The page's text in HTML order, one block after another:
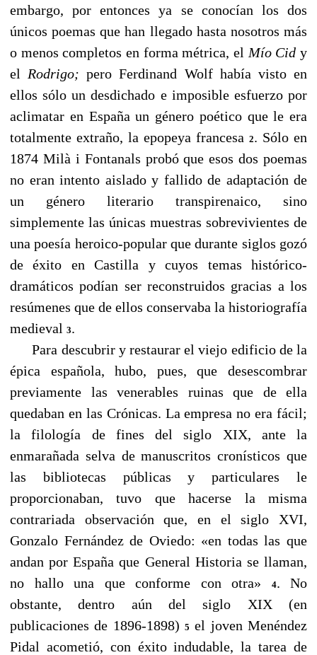
embargo, por entonces ya se conocían los dos
únicos poemas que han llegado hasta nosotros más
o menos completos en forma métrica, el Mío Cidy
el Rodrigo;pero Ferdinand Wolf había visto en
ellos sólo un desdichado e imposible esfuerzo por
aclimatar en España un género poético que le era
totalmente extraño, la epopeya francesa 2. Sólo en
1874 Milà i Fontanals probó que esos dos poemas
no eran intento aislado y fallido de adaptación de
un género literario transpirenaico, sino
simplemente las únicas muestras sobrevivientes de
una poesía heroico-popular que durante siglos gozó
de éxito en Castilla y cuyos temas histórico-
dramáticos podían ser reconstruidos gracias a los
resúmenes que de ellos conservaba la historiografía
medieval 3.
Para descubrir y restaurar el viejo edificio de la
épica española, hubo, pues, que desescombrar
previamente las venerables ruinas que de ella
quedaban en las Crónicas. La empresa no era fácil;
la filología de fines del siglo XIX, ante la
enmarañada selva de manuscritos cronísticos que
las bibliotecas públicas y particulares le
proporcionaban, tuvo que hacerse la misma
contrariada observación que, en el siglo XVI,
Gonzalo Fernández de Oviedo: «en todas las que
andan por España que General Historia se llaman,
no hallo una que conforme con otra»
4. No
obstante, dentro aún del siglo XIX (en
publicaciones de 1896-1898) 5 el joven Menéndez
Pidal acometió, con éxito indudable, la tarea de